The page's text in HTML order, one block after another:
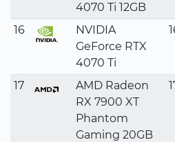
4070 Ti 12GB
16
NVIDIA
GeForce RTX
4070 Ti
17
AMD Radeon
RX 7900 XT
Phantom
Gaming 20GB